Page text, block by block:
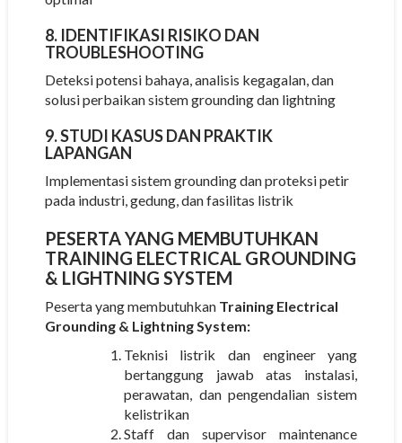
8. IDENTIFIKASI RISIKO DAN
TROUBLESHOOTING
Deteksi potensi bahaya, analisis kegagalan, dan
solusi perbaikan sistem grounding dan lightning
9. STUDI KASUS DAN PRAKTIK
LAPANGAN
Implementasi sistem grounding dan proteksi petir
pada industri, gedung, dan fasilitas listrik
PESERTA YANG MEMBUTUHKAN
TRAINING ELECTRICAL GROUNDING
& LIGHTNING SYSTEM
Peserta yang membutuhkanTraining Electrical
Grounding & Lightning System:
Teknisi listrik dan engineer yang
bertanggung jawab atas instalasi,
perawatan, dan pengendalian sistem
kelistrikan
Staff dan supervisor maintenance